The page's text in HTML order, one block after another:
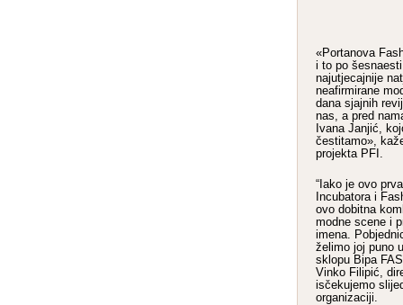
«Portanova
i to po
najutjecajnije
neafirmirane
dana sjajnih
nas, a pred
Ivana Janjić,
čestitamo»,
projekta PFI.
“Iako je ovo
Incubatora i
ovo dobitna
modne scene i
imena.
želimo joj puno
sklopu Bipa
Vinko Filipić,
isčekujemo
organizaciji.